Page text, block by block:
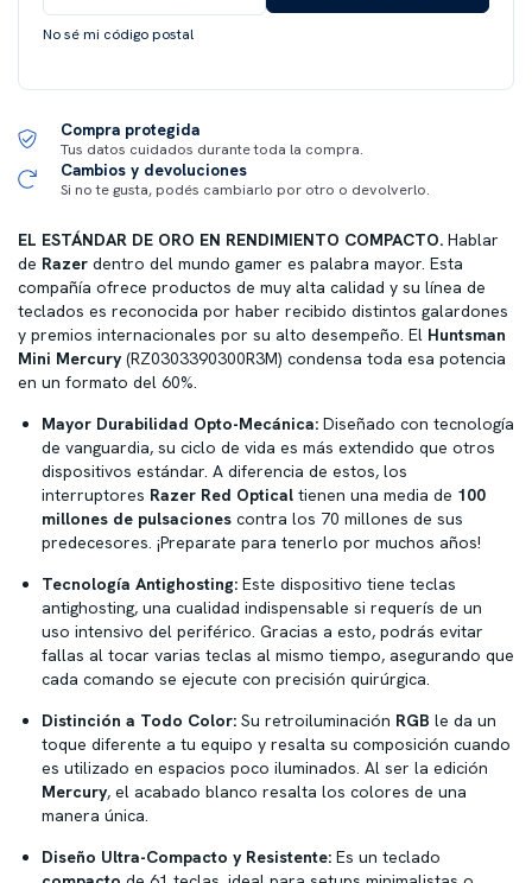
No sé mi código postal
Compra protegida
Tus datos cuidados durante toda la compra.
Cambios y devoluciones
Si no te gusta, podés cambiarlo por otro o devolverlo.
EL ESTÁNDAR DE ORO EN RENDIMIENTO COMPACTO. Hablar
de Razer dentro del mundo gamer es palabra mayor. Esta
compañía ofrece productos de muy alta calidad y su línea de
teclados es reconocida por haber recibido distintos galardones
y premios internacionales por su alto desempeño. El Huntsman
Mini Mercury (RZ0303390300R3M) condensa toda esa potencia
en un formato del 60%.
Mayor Durabilidad Opto-Mecánica: Diseñado con tecnología
de vanguardia, su ciclo de vida es más extendido que otros
dispositivos estándar. A diferencia de estos, los
interruptores Razer Red Optical tienen una media de 100
millones de pulsaciones contra los 70 millones de sus
predecesores. ¡Preparate para tenerlo por muchos años!
Tecnología Antighosting: Este dispositivo tiene teclas
antighosting, una cualidad indispensable si requerís de un
uso intensivo del periférico. Gracias a esto, podrás evitar
fallas al tocar varias teclas al mismo tiempo, asegurando que
cada comando se ejecute con precisión quirúrgica.
Distinción a Todo Color: Su retroiluminación RGB le da un
toque diferente a tu equipo y resalta su composición cuando
es utilizado en espacios poco iluminados. Al ser la edición
Mercury, el acabado blanco resalta los colores de una
manera única.
Diseño Ultra-Compacto y Resistente: Es un teclado